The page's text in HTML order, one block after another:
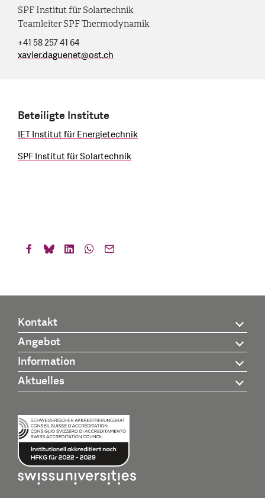
SPF Institut für Solartechnik
Teamleiter SPF Thermodynamik
+41 58 257 41 64
xavier.daguenet@ost.ch
Beteiligte Institute
IET Institut für Energietechnik
SPF Institut für Solartechnik
Kontakt
Angebot
Information
Aktuelles